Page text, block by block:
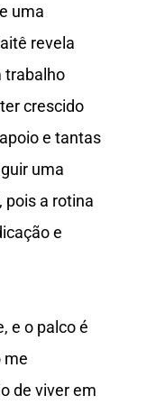
uma
revela
trabalho
crescido
e tantas
uma
pois a rotina
e
e o palco é
me
de viver em